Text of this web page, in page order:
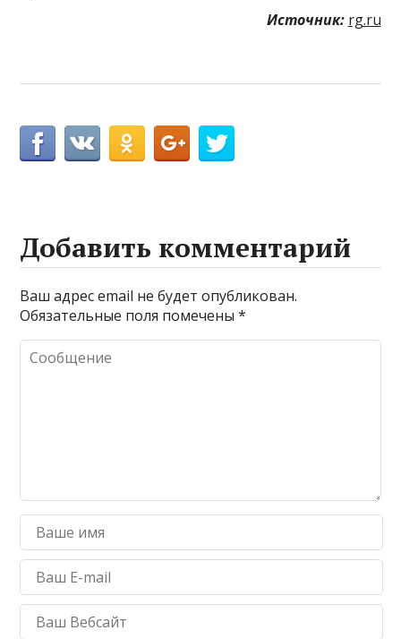
Источник: rg.ru
Добавить комментарий
Ваш адрес email не будет опубликован.
Обязательные поля помечены*